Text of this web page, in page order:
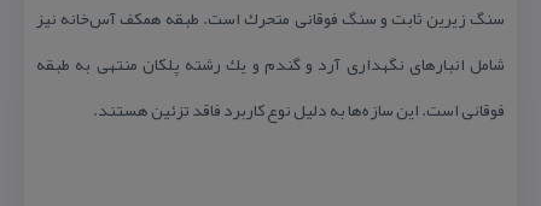
سنگ زیرین ثابت و سنگ فوقانی متحرك است. طبقه همكف آس‌خانه نیز
شامل انبارهای نگهداری آرد و گندم و یك رشته پلكان منتهی به طبقه
فوقانی است. این سازه‌ها به دلیل نوع كاربرد فاقد تزئین هستند.